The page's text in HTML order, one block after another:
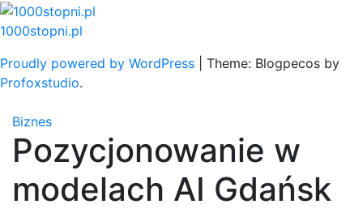
Skip
to
1000stopni.pl
Proudly powered by WordPress
Theme: Blogpecos by
Profoxstudio.
Biznes
Pozycjonowanie w
modelach AI Gdańsk